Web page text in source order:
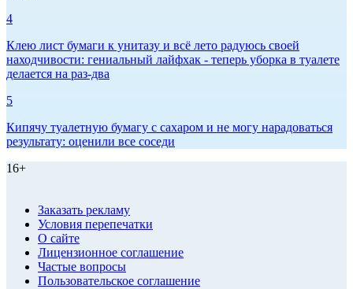
4
Клею лист бумаги к унитазу и всё лето радуюсь своей
находчивости: гениальный лайфхак - теперь уборка в туалете
делается на раз-два
5
Кипячу туалетную бумагу с сахаром и не могу нарадоваться
результату: оценили все соседи
16+
Заказать рекламу
Условия перепечатки
О сайте
Лицензионное соглашение
Частые вопросы
Пользовательское соглашение